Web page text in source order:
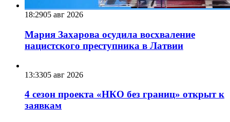
18:2905 авг 2026
Мария Захарова осудила восхваление
нацистского преступника в Латвии
13:3305 авг 2026
4 сезон проекта «НКО без границ» открыт к
заявкам